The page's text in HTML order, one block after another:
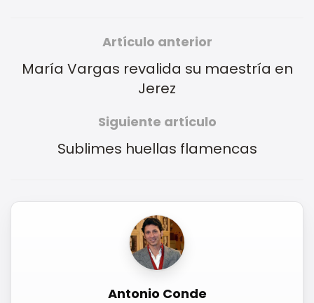
Artículo anterior
María Vargas revalida su maestría en
Jerez
Siguiente artículo
Sublimes huellas flamencas
Antonio Conde